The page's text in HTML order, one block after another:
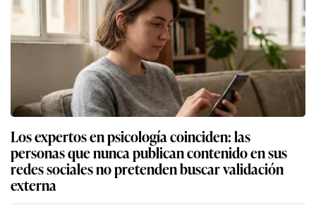
Los expertos en psicología coinciden: las
personas que nunca publican contenido en sus
redes sociales no pretenden buscar validación
externa